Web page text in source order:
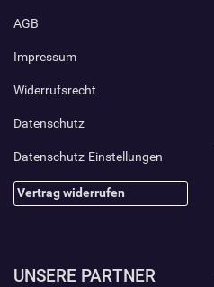
AGB
Impressum
Widerrufsrecht
Datenschutz
Datenschutz-Einstellungen
Vertrag widerrufen
UNSERE PARTNER